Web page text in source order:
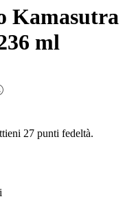
Kamasutra
ml
27 punti fedeltà.